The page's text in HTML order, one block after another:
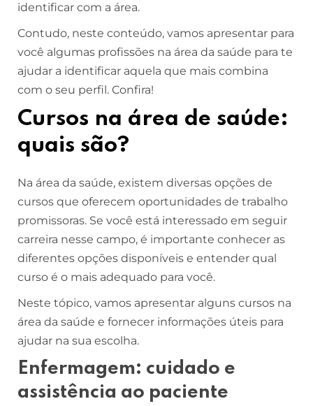
identificar com a área.
Contudo, neste conteúdo, vamos apresentar para
você algumas profissões na área da saúde para te
ajudar a identificar aquela que mais combina
com o seu perfil. Confira!
Cursos na área de saúde:
quais são?
Na área da saúde, existem diversas opções de
cursos que oferecem oportunidades de trabalho
promissoras. Se você está interessado em seguir
carreira nesse campo, é importante conhecer as
diferentes opções disponíveis e entender qual
curso é o mais adequado para você.
Neste tópico, vamos apresentar alguns cursos na
área da saúde e fornecer informações úteis para
ajudar na sua escolha.
Enfermagem: cuidado e
assistência ao paciente